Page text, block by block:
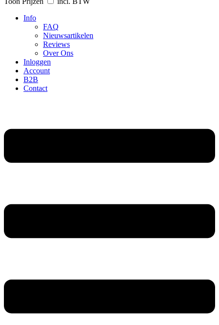
Info
FAQ
Nieuwsartikelen
Reviews
Over Ons
Inloggen
Account
B2B
Contact